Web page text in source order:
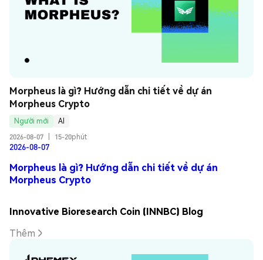
Morpheus là gì? Hướng dẫn chi tiết về dự án
Morpheus Crypto
Người mới
AI
2026-08-07
15-20phút
2026-08-07
Morpheus là gì? Hướng dẫn chi tiết về dự án
Morpheus Crypto
Innovative Bioresearch Coin (INNBC) Blog
Thêm